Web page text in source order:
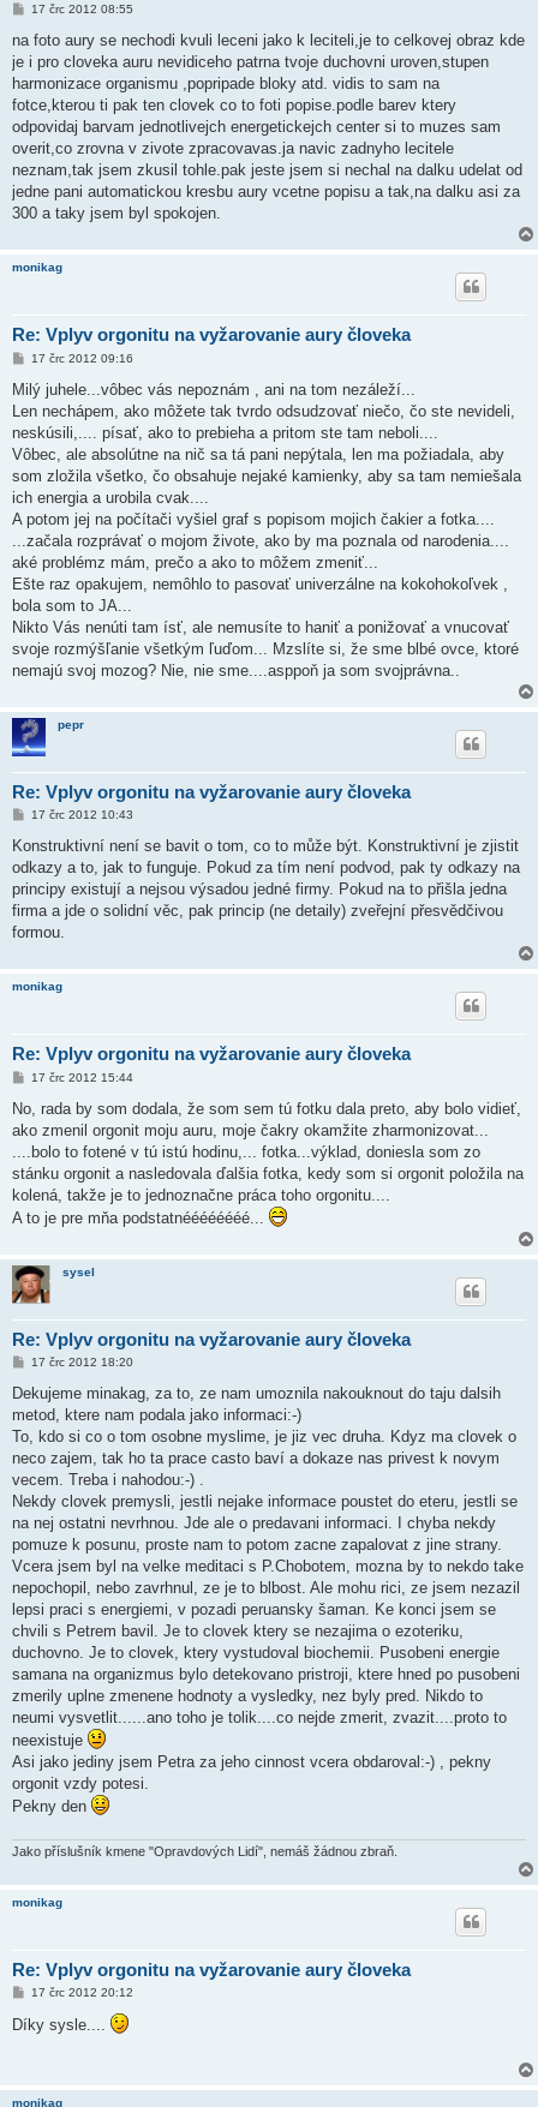
P
í
p
ě
e
k
17 črc 2012 08:55
na foto aury se nechodi kvuli leceni jako k leciteli,je to celkovej obraz kde
je i pro cloveka auru nevidiceho patrna tvoje duchovni uroven,stupen
harmonizace organismu ,popripade bloky atd. vidis to sam na
fotce,kterou ti pak ten clovek co to foti popise.podle barev ktery
odpovidaj barvam jednotlivejch energetickejch center si to muzes sam
overit,co zrovna v zivote zpracovavas.ja navic zadnyho lecitele
neznam,tak jsem zkusil tohle.pak jeste jsem si nechal na dalku udelat od
jedne pani automatickou kresbu aury vcetne popisu a tak,na dalku asi za
300 a taky jsem byl spokojen.
monikag
Re: Vplyv orgonitu na vyžarovanie aury človeka
P
í
p
ě
e
k
17 črc 2012 09:16
Milý juhele...vôbec vás nepoznám , ani na tom nezáleží...
Len nechápem, ako môžete tak tvrdo odsudzovať niečo, čo ste nevideli,
neskúsili,.... písať, ako to prebieha a pritom ste tam neboli....
Vôbec, ale absolútne na nič sa tá pani nepýtala, len ma požiadala, aby
som zložila všetko, čo obsahuje nejaké kamienky, aby sa tam nemiešala
ich energia a urobila cvak....
A potom jej na počítači vyšiel graf s popisom mojich čakier a fotka....
...začala rozprávať o mojom živote, ako by ma poznala od narodenia....
aké problémz mám, prečo a ako to môžem zmeniť...
Ešte raz opakujem, nemôhlo to pasovať univerzálne na kokohokoľvek ,
bola som to JA...
Nikto Vás nenúti tam ísť, ale nemusíte to haniť a ponižovať a vnucovať
svoje rozmýšľanie všetkým ľuďom... Mzslíte si, že sme blbé ovce, ktoré
nemajú svoj mozog? Nie, nie sme....asppoň ja som svojprávna..
pepr
Re: Vplyv orgonitu na vyžarovanie aury človeka
P
í
p
ě
e
k
17 črc 2012 10:43
Konstruktivní není se bavit o tom, co to může být. Konstruktivní je zjistit
odkazy a to, jak to funguje. Pokud za tím není podvod, pak ty odkazy na
principy existují a nejsou výsadou jedné firmy. Pokud na to přišla jedna
firma a jde o solidní věc, pak princip (ne detaily) zveřejní přesvědčivou
formou.
monikag
Re: Vplyv orgonitu na vyžarovanie aury človeka
P
í
p
ě
e
k
17 črc 2012 15:44
No, rada by som dodala, že som sem tú fotku dala preto, aby bolo vidieť,
ako zmenil orgonit moju auru, moje čakry okamžite zharmonizovat...
....bolo to fotené v tú istú hodinu,... fotka...výklad, doniesla som zo
stánku orgonit a nasledovala ďalšia fotka, kedy som si orgonit položila na
kolená, takže je to jednoznačne práca toho orgonitu....
A to je pre mňa podstatnéééééééé...
sysel
Re: Vplyv orgonitu na vyžarovanie aury človeka
P
í
p
ě
v
e
k
17 črc 2012 18:20
Dekujeme minakag, za to, ze nam umoznila nakouknout do taju dalsih
metod, ktere nam podala jako informaci:-)
To, kdo si co o tom osobne myslime, je jiz vec druha. Kdyz ma clovek o
neco zajem, tak ho ta prace casto baví a dokaze nas privest k novym
vecem. Treba i nahodou:-) .
Nekdy clovek premysli, jestli nejake informace poustet do eteru, jestli se
na nej ostatni nevrhnou. Jde ale o predavani informaci. I chyba nekdy
pomuze k posunu, proste nam to potom zacne zapalovat z jine strany.
Vcera jsem byl na velke meditaci s P.Chobotem, mozna by to nekdo take
nepochopil, nebo zavrhnul, ze je to blbost. Ale mohu rici, ze jsem nezazil
lepsi praci s energiemi, v pozadi peruansky šaman. Ke konci jsem se
chvili s Petrem bavil. Je to clovek ktery se nezajima o ezoteriku,
duchovno. Je to clovek, ktery vystudoval biochemii. Pusobeni energie
samana na organizmus bylo detekovano pristroji, ktere hned po pusobeni
zmerily uplne zmenene hodnoty a vysledky, nez byly pred. Nikdo to
neumi vysvetlit......ano toho je tolik....co nejde zmerit, zvazit....proto to
neexistuje
Asi jako jediny jsem Petra za jeho cinnost vcera obdaroval:-) , pekny
orgonit vzdy potesi.
Pekny den
Jako příslušník kmene "Opravdových Lidí", nemáš žádnou zbraň.
monikag
Re: Vplyv orgonitu na vyžarovanie aury človeka
P
í
s
e
17 črc 2012 20:12
Díky sysle....
monikag